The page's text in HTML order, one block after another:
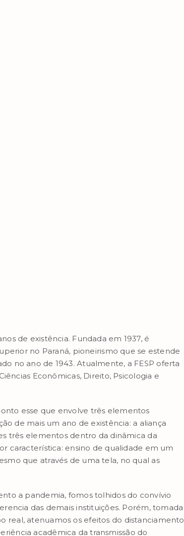
de existência. Fundada em 1937, é
no Paraná, pioneirismo que se estende
no ano de 1943. Atualmente, a FESP oferta
Econômicas, Direito, Psicologia e
esse que envolve três elementos
de mais um ano de existência: a aliança
três elementos dentro da dinâmica da
característica: ensino de qualidade em um
que através de uma tela, no qual as
a pandemia, fomos tolhidos do convívio
das demais instituições. Porém, tomada
real, atenuamos os efeitos do distanciamento
acadêmica da transmissão do